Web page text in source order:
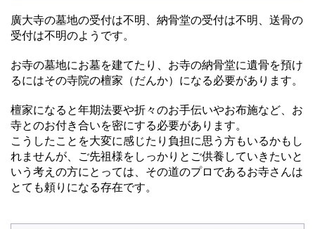
廣大寺の墓地の受付は不明、納骨堂の受付は不明、送骨の
受付は不明のようです。
お寺の墓地にお墓を建てたり、お寺の納骨堂に遺骨を預け
るにはその寺院の檀家（だんか）になる必要があります。
檀家になると年期法要や折々のお手伝いやお布施など、お
寺とのお付き合いを密にする必要があります。
こうしたことを大変に感じたり負担に思う方もいるかもし
れませんが、ご先祖様をしっかりとご供養していきたいと
いう考えの方にとっては、その道のプロであるお寺さんは
とても頼りになる存在です。